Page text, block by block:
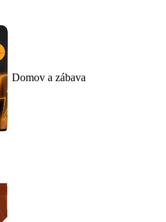
Domov a zábava